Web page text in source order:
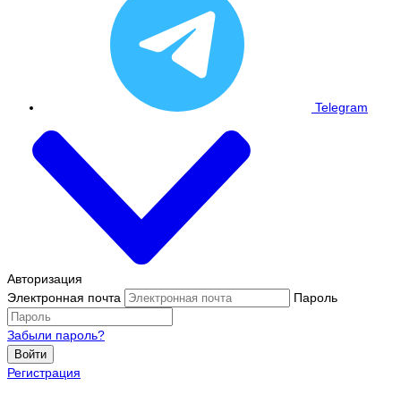
Telegram
Авторизация
Электронная почта
Пароль
Забыли пароль?
Войти
Регистрация